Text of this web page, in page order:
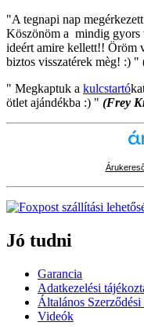
"A tegnapi nap
Köszönöm a mindig gyors
ideért amire kellett!! Öröm
biztos visszatérek mèg! :) "
" Megkaptuk a kulcstartó
ötlet ajándékba :) " (Frey
Jó tudni
Garancia
Adatkezelési
Általános
Videók